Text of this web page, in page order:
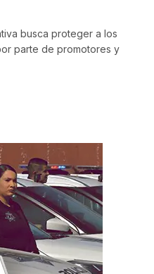
busca proteger a los
parte de promotores y